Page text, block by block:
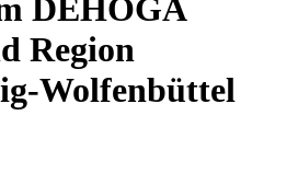
DEHOGA
Region
Wolfenbüttel